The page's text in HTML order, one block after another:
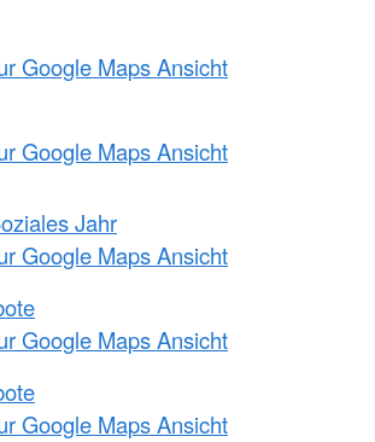
Google Maps Ansicht
Google Maps Ansicht
Jahr
Google Maps Ansicht
Google Maps Ansicht
Google Maps Ansicht